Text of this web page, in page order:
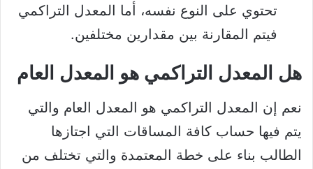
تحتوي على النوع نفسه، أما المعدل التراكمي
فيتم المقارنة بين مقدارين مختلفين.
هل المعدل التراكمي هو المعدل العام
نعم إن المعدل التراكمي هو المعدل العام والتي
يتم فيها حساب كافة المساقات التي اجتازها
الطالب بناء على خطة المعتمدة والتي تختلف من